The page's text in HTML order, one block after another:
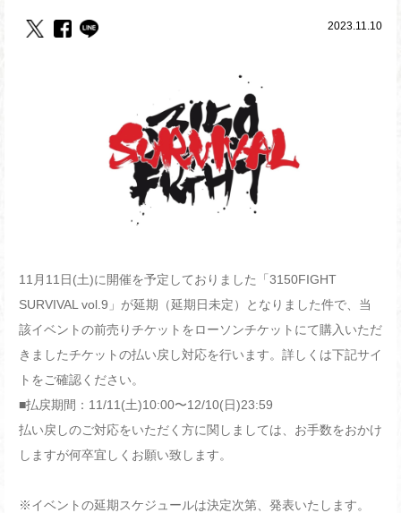
2023.11.10
11月11日(土)に開催を予定しておりました「3150FIGHT
SURVIVAL vol.9」が延期（延期日未定）となりました件で、当
該イベントの前売りチケットをローソンチケットにて購入いただ
きましたチケットの払い戻し対応を行います。詳しくは下記サイ
トをご確認ください。
■払戻期間：11/11(土)10:00〜12/10(日)23:59
払い戻しのご対応をいただく方に関しましては、お手数をおかけ
しますが何卒宜しくお願い致します。
※イベントの延期スケジュールは決定次第、発表いたします。